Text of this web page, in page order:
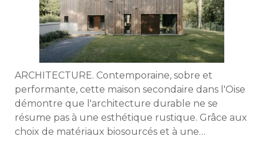
ARCHITECTURE. Contemporaine, sobre et
performante, cette maison secondaire dans l'Oise
démontre que l'architecture durable ne se
résume pas à une esthétique rustique. Grâce aux
choix de matériaux biosourcés et à une